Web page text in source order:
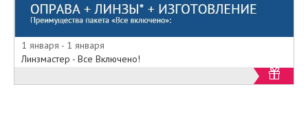
1 января - 1 января
Линзмастер - Все Включено!